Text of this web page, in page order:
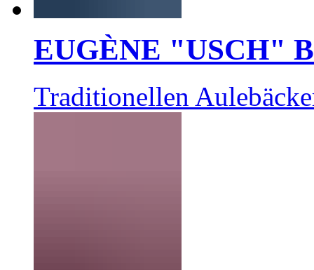
EUGÈNE "USCH"
Traditionellen